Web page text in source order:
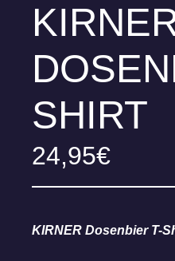
SHIRT
24,95€
KIRNER Dosenbier T-